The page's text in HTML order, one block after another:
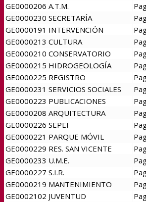
GE0000206 A.T.M.
GE0000230 SECRETARÍA
GE0000191 INTERVENCIÓN
GE0000213 CULTURA
GE0000210 CONSERVATORIO
GE0000215 HIDROGEOLOGÍA
GE0000225 REGISTRO
GE0000231 SERVICIOS SOCIALES
GE0000223 PUBLICACIONES
GE0000208 ARQUITECTURA
GE0000226 SEPEI
GE0000221 PARQUE MÓVIL
GE0000229 RES. SAN VICENTE
GE0000233 U.M.E.
GE0000227 S.I.R.
GE0000219 MANTENIMIENTO
GE0002102 JUVENTUD